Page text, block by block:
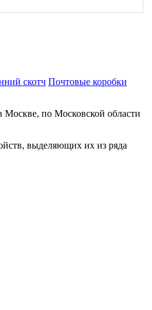
скотч Почтовые коробки
Москве, по Московской области
выделяющих их из ряда